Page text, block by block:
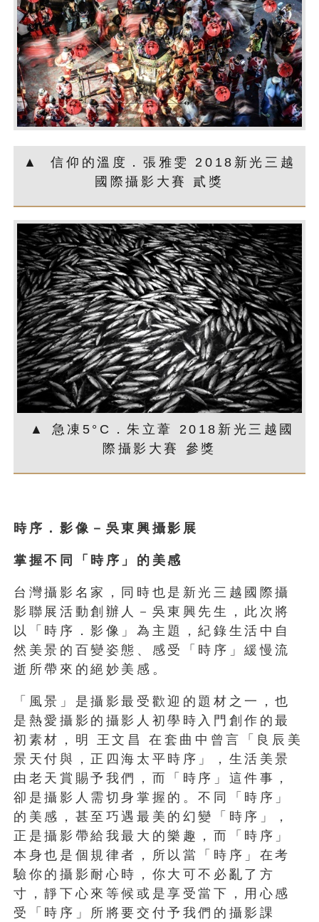
▲ 信仰的溫度．張雅雯 2018新光三越
國際攝影大賽 貳獎
▲ 急凍5°C．朱立葦 2018新光三越國
際攝影大賽 參獎
時序．影像－吳東興攝影展
掌握不同「時序」的美感
台灣攝影名家，同時也是新光三越國際攝
影聯展活動創辦人－吳東興先生，此次將
以「時序．影像」為主題，紀錄生活中自
然美景的百變姿態、感受「時序」緩慢流
逝所帶來的絕妙美感。
「風景」是攝影最受歡迎的題材之一，也
是熱愛攝影的攝影人初學時入門創作的最
初素材，明 王文昌 在套曲中曾言「良辰美
景天付與，正四海太平時序」，生活美景
由老天賞賜予我們，而「時序」這件事，
卻是攝影人需切身掌握的。不同「時序」
的美感，甚至巧遇最美的幻變「時序」，
正是攝影帶給我最大的樂趣，而「時序」
本身也是個規律者，所以當「時序」在考
驗你的攝影耐心時，你大可不必亂了方
寸，靜下心來等候或是享受當下，用心感
受「時序」所將要交付予我們的攝影課